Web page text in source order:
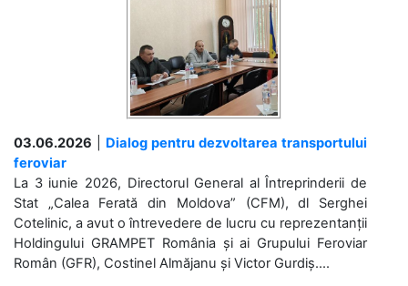
03.06.2026
Dialog pentru dezvoltarea transportului
feroviar
La 3 iunie 2026, Directorul General al Întreprinderii de
Stat „Calea Ferată din Moldova” (CFM), dl Serghei
Cotelinic, a avut o întrevedere de lucru cu reprezentanții
Holdingului GRAMPET România și ai Grupului Feroviar
Român (GFR), Costinel Almăjanu și Victor Gurdiș....